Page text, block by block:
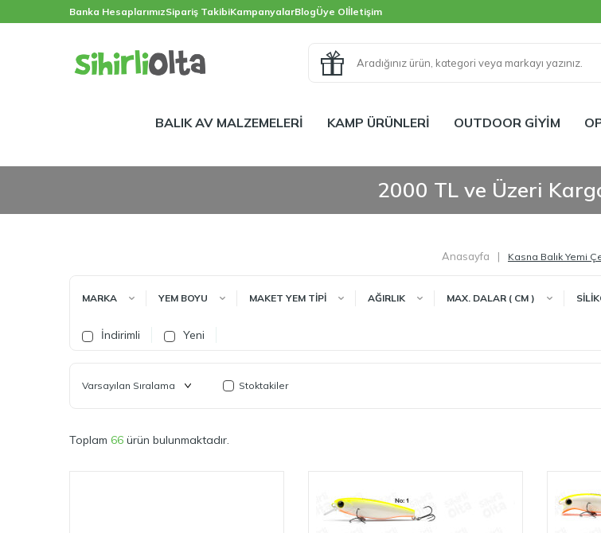
Banka HesaplarımızSipariş TakibiKampanyalarBlogÜye Olİletişim
BALIK AV MALZEMELERİ KAMP ÜRÜNLERİ OUTDOOR GİYİM
2000 TL ve Üzeri
Anasayfa | Kasna Balık Yemi
MARKA YEM BOYU MAKET YEM TİPİ AĞIRLIK MAX. DALAR ( CM )
İndirimli Yeni
Stoktakiler
Toplam 66 ürün bulunmaktadır.